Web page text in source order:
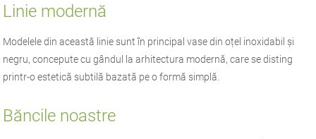
Linie modernă
Modelele din această linie sunt în principal vase din oțel inoxidabil și
negru, concepute cu gândul la arhitectura modernă, care se disting
printr-o estetică subtilă bazată pe o formă simplă.
Băncile noastre